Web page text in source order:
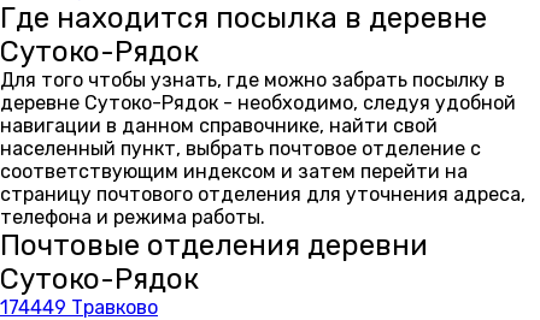
Где находится посылка в деревне
Сутоко-Рядок
Для того чтобы узнать, где можно забрать посылку в
деревне Сутоко-Рядок - необходимо, следуя удобной
навигации в данном справочнике, найти свой
населенный пункт, выбрать почтовое отделение с
соответствующим индексом и затем перейти на
страницу почтового отделения для уточнения адреса,
телефона и режима работы.
Почтовые отделения деревни
Сутоко-Рядок
174449 Травково